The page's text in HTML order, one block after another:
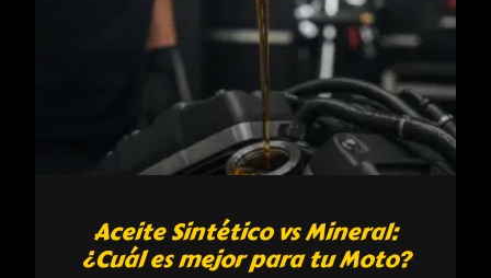
Aceite Sintético vs Mineral:
¿Cuál es mejor para tu Moto?